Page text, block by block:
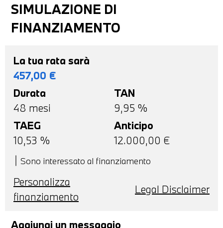
SIMULAZIONE DI
FINANZIAMENTO
La tua rata sarà
457,00 €
Durata
48 mesi
TAN
9,95 %
TAEG
10,53 %
Anticipo
12.000,00 €
Sono interessato al finanziamento
Personalizza
finanziamento
Legal Disclaimer
Aggiungi un messaggio